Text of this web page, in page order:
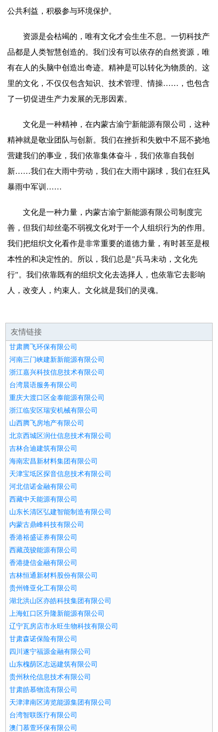
公共利益，积极参与环境保护。
资源是会枯竭的，唯有文化才会生生不息。一切科技产
品都是人类智慧创造的。我们没有可以依存的自然资源，唯
有在人的头脑中创造出奇迹。精神是可以转化为物质的。这
里的文化，不仅仅包含知识、技术管理、情操……，也包含
了一切促进生产力发展的无形因素。
文化是一种精神，在内蒙古渝宁新能源有限公司，这种
精神就是敬业团队与创新。我们在挫折和失败中不屈不挠地
营建我们的事业，我们依靠集体奋斗，我们依靠自我创
新……我们在大雨中劳动，我们在大雨中踢球，我们在狂风
暴雨中军训……
文化是一种力量，内蒙古渝宁新能源有限公司制度完
善，但我们却丝毫不弱视文化对于一个人组织行为的作用。
我们把组织文化看作是非常重要的道德力量，有时甚至是根
本性的和决定性的。所以，我们总是"兵马未动，文化先
行"。我们依靠既有的组织文化去选择人，也依靠它去影响
人，改变人，约束人。文化就是我们的灵魂。
友情链接
甘肃腾飞环保有限公司
河南三门峡建新新能源有限公司
浙江嘉兴科技信息技术有限公司
台湾晨语服务有限公司
重庆大渡口区金泰能源有限公司
浙江临安区瑞安机械有限公司
山西腾飞房地产有限公司
北京西城区润仕信息技术有限公司
吉林合迪建筑有限公司
海南宏昌新材料集团有限公司
天津宝坻区探音信息技术有限公司
河北信诺金融有限公司
西藏中天能源有限公司
山东长清区弘建智能制造有限公司
内蒙古鼎峰科技有限公司
香港裕盛证券有限公司
西藏茂骏能源有限公司
香港捷信金融有限公司
吉林恒通新材料股份有限公司
贵州锋亚化工有限公司
湖北洪山区亦皓科技集团有限公司
上海虹口区升隆新能源有限公司
辽宁瓦房店市永旺生物科技有限公司
甘肃森诺保险有限公司
四川遂宁福源金融有限公司
山东槐荫区志远建筑有限公司
贵州秋伦信息技术有限公司
甘肃皓慕物流有限公司
天津津南区涛览能源集团有限公司
台湾智联医疗有限公司
澳门慕萱环保有限公司